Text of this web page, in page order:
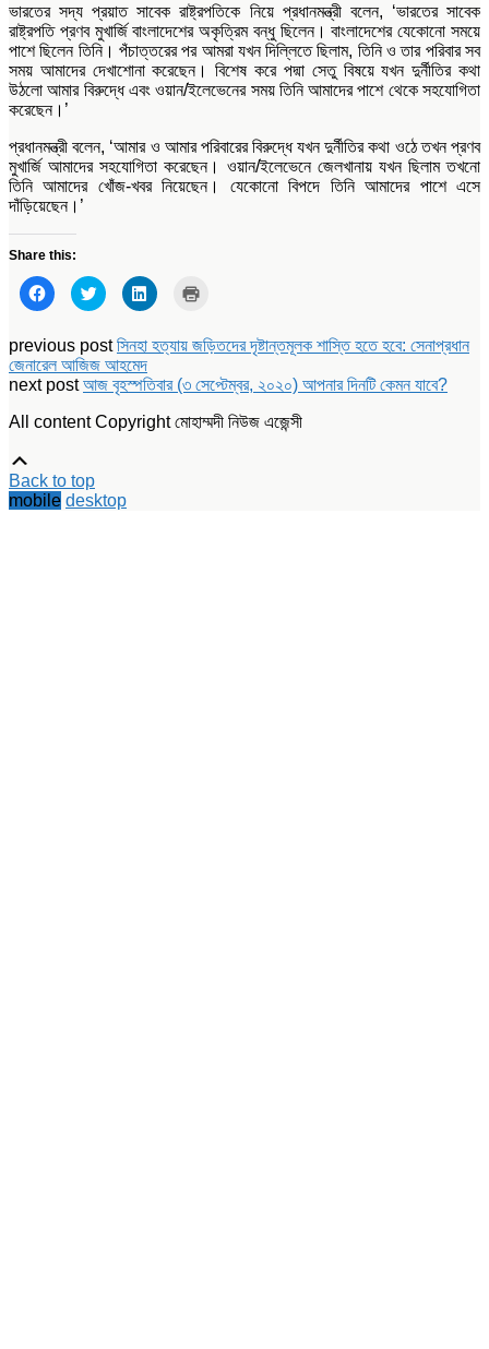
ভারতের সদ্য প্রয়াত সাবেক রাষ্ট্রপতিকে নিয়ে প্রধানমন্ত্রী বলেন, ‘ভারতের সাবেক
রাষ্ট্রপতি প্রণব মুখার্জি বাংলাদেশের অকৃত্রিম বন্ধু ছিলেন। বাংলাদেশের যেকোনো সময়ে
পাশে ছিলেন তিনি। পঁচাত্তরের পর আমরা যখন দিল্লিতে ছিলাম, তিনি ও তার পরিবার সব
সময় আমাদের দেখাশোনা করেছেন। বিশেষ করে পদ্মা সেতু বিষয়ে যখন দুর্নীতির কথা
উঠলো আমার বিরুদ্ধে এবং ওয়ান/ইলেভেনের সময় তিনি আমাদের পাশে থেকে সহযোগিতা
করেছেন।’
প্রধানমন্ত্রী বলেন, ‘আমার ও আমার পরিবারের বিরুদ্ধে যখন দুর্নীতির কথা ওঠে তখন প্রণব
মুখার্জি আমাদের সহযোগিতা করেছেন। ওয়ান/ইলেভেনে জেলখানায় যখন ছিলাম তখনো
তিনি আমাদের খোঁজ-খবর নিয়েছেন। যেকোনো বিপদে তিনি আমাদের পাশে এসে
দাঁড়িয়েছেন।’
Share this:
Click
to
share
Facebook
(Opens
in
new
window)
Click
to
share
Twitter
(Opens
in
new
window)
Click
to
LinkedIn
(Opens
new
window)
in
new
previous postসিনহা হত্যায় জড়িতদের দৃষ্টান্তমূলক শাস্তি হতে হবে: সেনাপ্রধান
জেনারেল আজিজ আহমেদ
next postআজ বৃহস্পতিবার (৩ সেপ্টেম্বর, ২০২০) আপনার দিনটি কেমন যাবে?
All content Copyright মোহাম্মদী নিউজ এজেন্সী
Up
Back to top
mobile desktop